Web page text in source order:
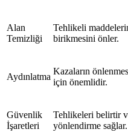
Alan
Temizliği
Tehlikeli
birikmesini önler.
Aydınlatma
Kazaların
için önemlidir.
Güvenlik
İşaretleri
Tehlikeleri belirtir
yönlendirme sağlar.